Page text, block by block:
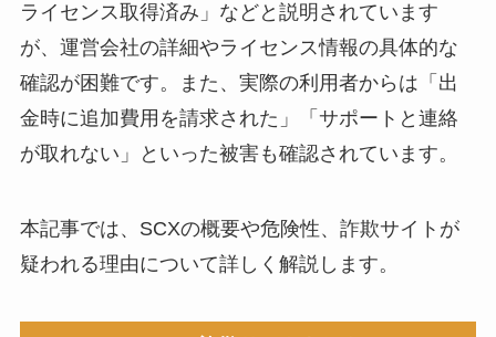
ライセンス取得済み」などと説明されています
が、運営会社の詳細やライセンス情報の具体的な
確認が困難です。また、実際の利用者からは「出
金時に追加費用を請求された」「サポートと連絡
が取れない」といった被害も確認されています。
本記事では、SCXの概要や危険性、詐欺サイトが
疑われる理由について詳しく解説します。